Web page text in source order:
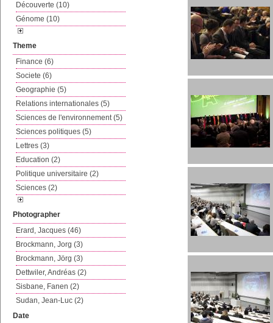
Découverte (10)
Génome (10)
Theme
Finance (6)
Societe (6)
Geographie (5)
Relations internationales (5)
Sciences de l'environnement (5)
Sciences politiques (5)
Lettres (3)
Education (2)
Politique universitaire (2)
Sciences (2)
Photographer
Erard, Jacques (46)
Brockmann, Jorg (3)
Brockmann, Jörg (3)
Dettwiler, Andréas (2)
Sisbane, Fanen (2)
Sudan, Jean-Luc (2)
Date